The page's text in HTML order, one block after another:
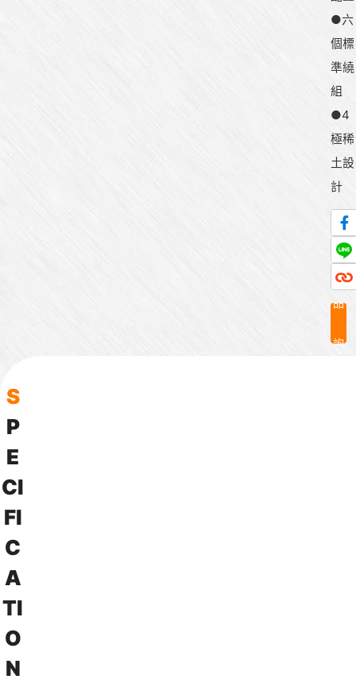
●六
個標
準繞
組
●4
極稀
土設
計
產
品
詢
S
P
E
CI
FI
C
A
TI
O
N